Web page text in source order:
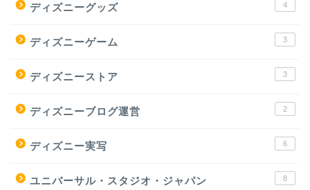
ディズニーグッズ 4
ディズニーゲーム 3
ディズニーストア 3
ディズニーブログ運営 2
ディズニー実写 6
ユニバーサル・スタジオ・ジャパン 8